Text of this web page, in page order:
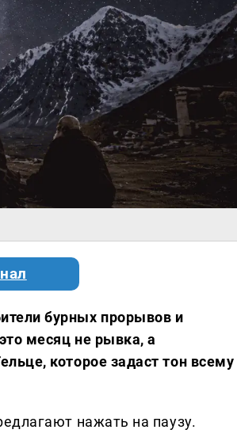
бурных прорывов и
месяц не рывка, а
которое задаст тон всему
нажать на паузу.